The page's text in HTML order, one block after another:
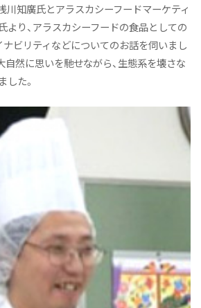
川知廣氏とアラスカシーフードマーケティ
より、アラスカシーフードの食品としての
ナビリティなどについてのお話を伺いまし
自然に思いを馳せながら、生態系を壊さな
した。
にちょっといい話
ンパス（体験授業）
ックス：アーカイブ